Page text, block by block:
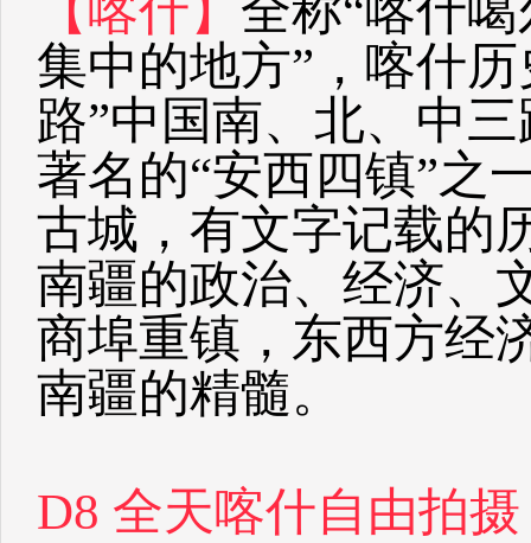
【喀什】 全称“喀什
集中的地方”，喀什
路”中国南、北、中
著名的“安西四镇”之
古城，有文字记载的
南疆的政治、经济、
商埠重镇，东西方经
南疆的精髓。
D8 全天喀什自由拍